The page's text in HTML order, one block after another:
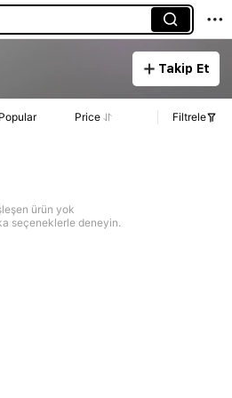
Takip Et
Price Filtrele
ürün yok
seçeneklerle deneyin.